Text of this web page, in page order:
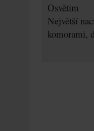
Osvětim
Největší
komorami,